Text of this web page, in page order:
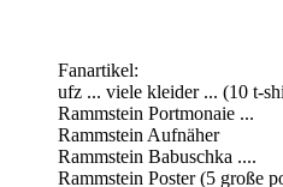
Fanartikel:
ufz ... viele kleider ... (10 t-
Rammstein Portmonaie ...
Rammstein Aufnäher
Rammstein Babuschka ....
Rammstein Poster (5 große